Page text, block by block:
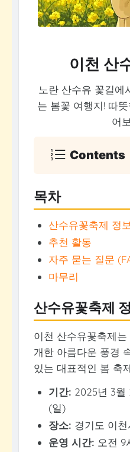
이천 산
노란 산수유 꽃길에
는 봄꽃 여행지! 따
어
Contents
목차
산수유꽃축제 정
추천 활동
자주 묻는 질문
마무리
산수유꽃축제
이천 산수유꽃축제
개한 아름다운 풍경
있는 대표적인 봄 축
기간: 2025년 3월
(일)
장소: 경기도 이
운영 시간: 오전 9